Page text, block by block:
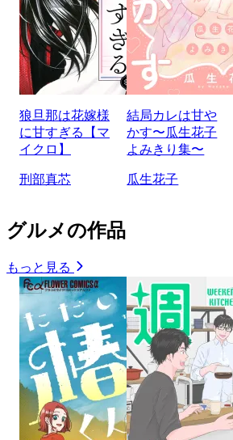
狼旦那は花嫁様
に甘すぎる【マ
イクロ】
刑部真芯
結局カレは甘や
かす〜瓜生花子
よみきり集〜
瓜生花子
グルメの作品
もっと見る